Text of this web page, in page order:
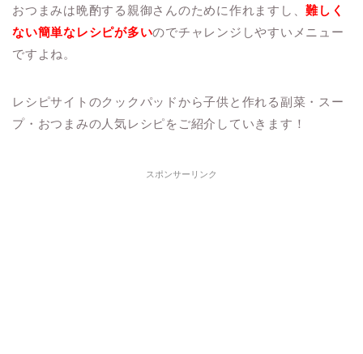
おつまみは晩酌する親御さんのために作れますし、難しく
ない簡単なレシピが多いのでチャレンジしやすいメニュー
ですよね。
レシピサイトのクックパッドから子供と作れる副菜・スー
プ・おつまみの人気レシピをご紹介していきます！
スポンサーリンク